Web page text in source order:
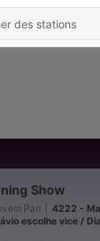
Show
Pan
4222 -
escolhe vice /